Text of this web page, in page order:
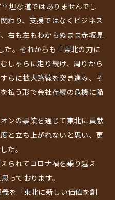
坦な道ではありませんでし
わり、支援ではなくビジネス
右も左もわからぬまま赤坂見
た。それからも「東北の力に
しゃらに走り続け、周りから
らに拡大路線を突き進み、そ
払う形で会社存続の危機に陥
ンの事業を通じて東北に貢献
と立ち上がれないと思い、更
た。
られてコロナ禍を乗り越え
っております。
を「東北に新しい価値を創